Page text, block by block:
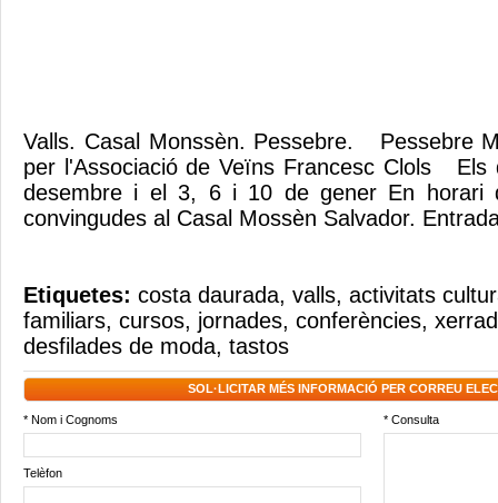
Valls. Casal Monssèn. Pessebre. Pessebre
per l'Associació de Veïns Francesc Clols Els
desembre i el 3, 6 i 10 de gener En horari
convingudes al Casal Mossèn Salvador.
Etiquetes: costa daurada, valls, activitats
familiars, cursos, jornades, conferències,
desfilades de moda, tastos
SOL·LICITAR MÉS INFORMACIÓ PER CORREU
* Nom i Cognoms * Consulta
Telèfon